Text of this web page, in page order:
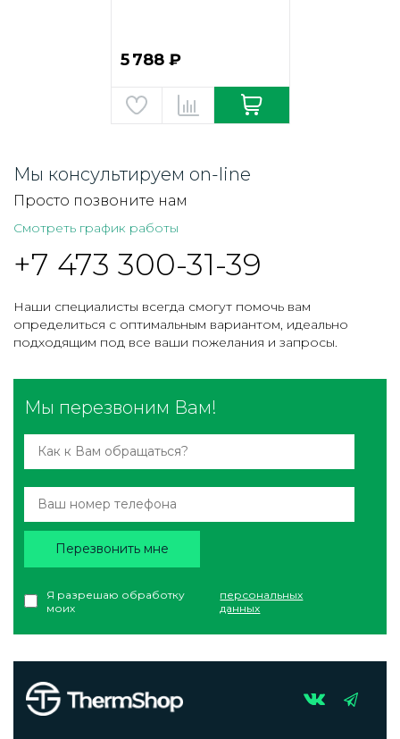
5 788 ₽
Мы консультируем on-line
Просто позвоните нам
Смотреть график работы
+7 473 300-31-39
Наши специалисты всегда смогут помочь вам
определиться с оптимальным вариантом, идеально
подходящим под все ваши пожелания и запросы.
Мы перезвоним Вам!
Я разрешаю обработку
моих
персональных
данных
Перезвонить мне